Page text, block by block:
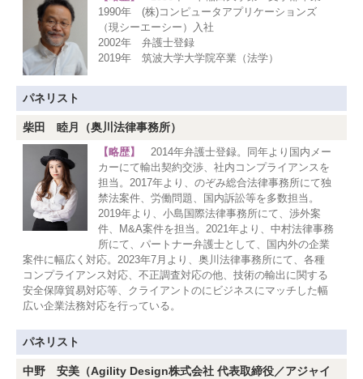
1990年 (株)コンピュータアプリケーションズ
（現シーエーシー）入社
2002年 弁護士登録
2019年 筑波大学大学院卒業（法学）
パネリスト
柴田 睦月（奥川法律事務所）
【略歴】
2014年弁護士登録。同年より国内メー
カーにて輸出契約交渉、社内コンプライアンスを
担当。2017年より、のぞみ総合法律事務所にて独
禁法案件、労働問題、国内訴訟等を多数担当。
2019年より、小島国際法律事務所にて、渉外案
件、M&A案件を担当。2021年より、中村法律事務
所にて、パートナー弁護士として、国内外の企業
案件に幅広く対応。2023年7月より、奥川法律事務所にて、各種
コンプライアンス対応、不正調査対応の他、技術の輸出に関する
安全保障貿易対応等、クライアントのにビジネスにマッチした幅
広い企業法務対応を行っている。
パネリスト
中野 安美（Agility Design株式会社 代表取締役／アジャイ